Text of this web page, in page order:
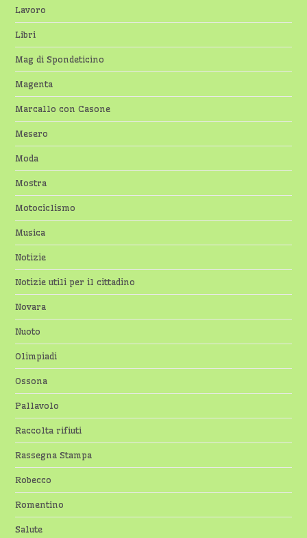
Lavoro
Libri
Mag di Spondeticino
Magenta
Marcallo con Casone
Mesero
Moda
Mostra
Motociclismo
Musica
Notizie
Notizie utili per il cittadino
Novara
Nuoto
Olimpiadi
Ossona
Pallavolo
Raccolta rifiuti
Rassegna Stampa
Robecco
Romentino
Salute